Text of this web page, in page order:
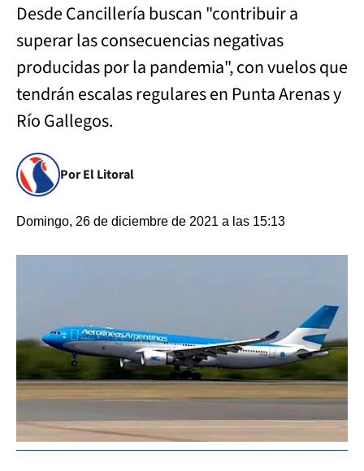
Desde Cancillería buscan "contribuir a
superar las consecuencias negativas
producidas por la pandemia", con vuelos que
tendrán escalas regulares en Punta Arenas y
Río Gallegos.
Por El Litoral
Domingo, 26 de diciembre de 2021 a las 15:13